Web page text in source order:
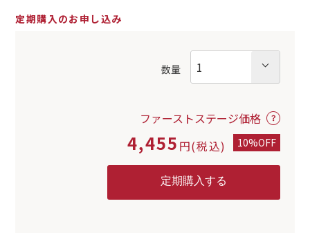
定期購入のお申し込み
数量
ファーストステージ価格
4,455 円(税込) 10%OFF